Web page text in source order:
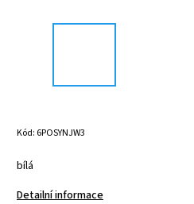
Kód: 6POSYNJW3
bílá
Detailní informace